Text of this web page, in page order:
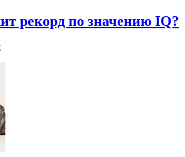
рекорд по значению IQ?